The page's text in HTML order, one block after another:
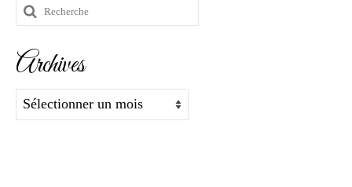
Rechercher
Archives
Archives